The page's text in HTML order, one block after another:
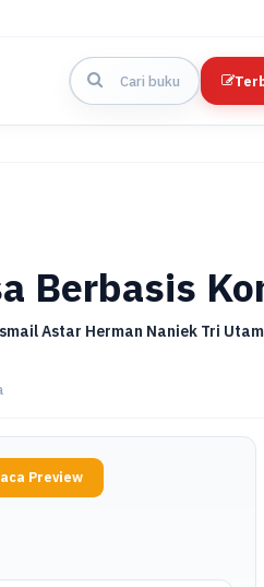
Berbasis
Astar Herman Naniek Tri
Preview